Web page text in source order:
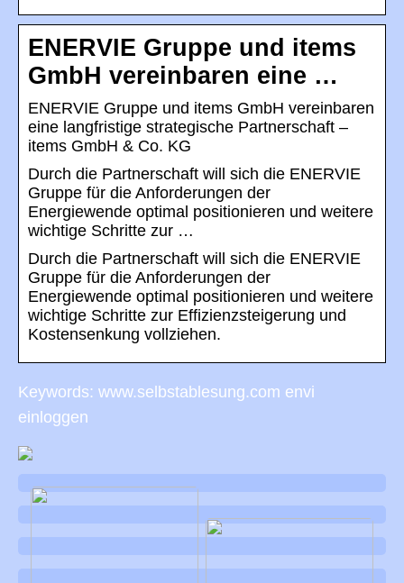
ENERVIE Gruppe und items
GmbH vereinbaren eine …
ENERVIE Gruppe und items GmbH vereinbaren
eine langfristige strategische Partnerschaft –
items GmbH & Co. KG
Durch die Partnerschaft will sich die ENERVIE
Gruppe für die Anforderungen der
Energiewende optimal positionieren und weitere
wichtige Schritte zur …
Durch die Partnerschaft will sich die ENERVIE
Gruppe für die Anforderungen der
Energiewende optimal positionieren und weitere
wichtige Schritte zur Effizienzsteigerung und
Kostensenkung vollziehen.
Keywords: www.selbstablesung.com envi
einloggen